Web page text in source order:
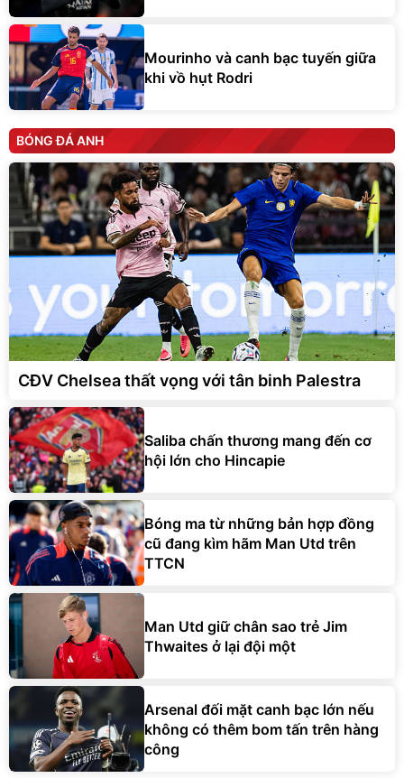
Mourinho và canh bạc tuyến giữa
khi vồ hụt Rodri
BÓNG ĐÁ ANH
CĐV Chelsea thất vọng với tân binh Palestra
Saliba chấn thương mang đến cơ
hội lớn cho Hincapie
Bóng ma từ những bản hợp đồng
cũ đang kìm hãm Man Utd trên
TTCN
Man Utd giữ chân sao trẻ Jim
Thwaites ở lại đội một
Arsenal đối mặt canh bạc lớn nếu
không có thêm bom tấn trên hàng
công